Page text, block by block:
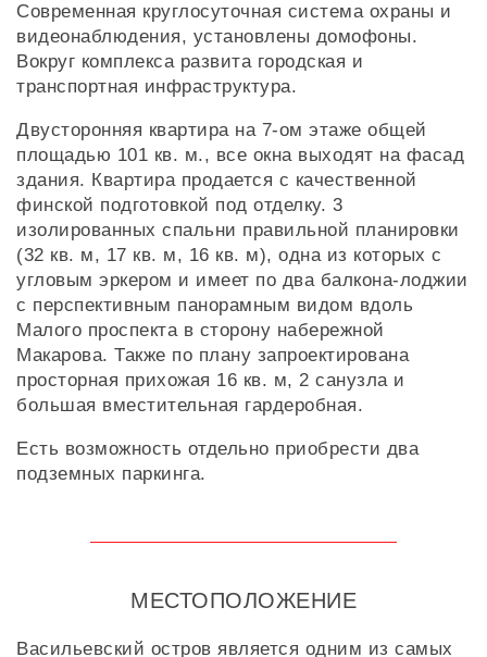
Современная круглосуточная система охраны и
видеонаблюдения, установлены домофоны.
Вокруг комплекса развита городская и
транспортная инфраструктура.
Двусторонняя квартира на 7-ом этаже общей
площадью 101 кв. м., все окна выходят на фасад
здания. Квартира продается с качественной
финской подготовкой под отделку. 3
изолированных спальни правильной планировки
(32 кв. м, 17 кв. м, 16 кв. м), одна из которых с
угловым эркером и имеет по два балкона-лоджии
с перспективным панорамным видом вдоль
Малого проспекта в сторону набережной
Макарова. Также по плану запроектирована
просторная прихожая 16 кв. м, 2 санузла и
большая вместительная гардеробная.
Есть возможность отдельно приобрести два
подземных паркинга.
МЕСТОПОЛОЖЕНИЕ
Васильевский остров является одним из самых